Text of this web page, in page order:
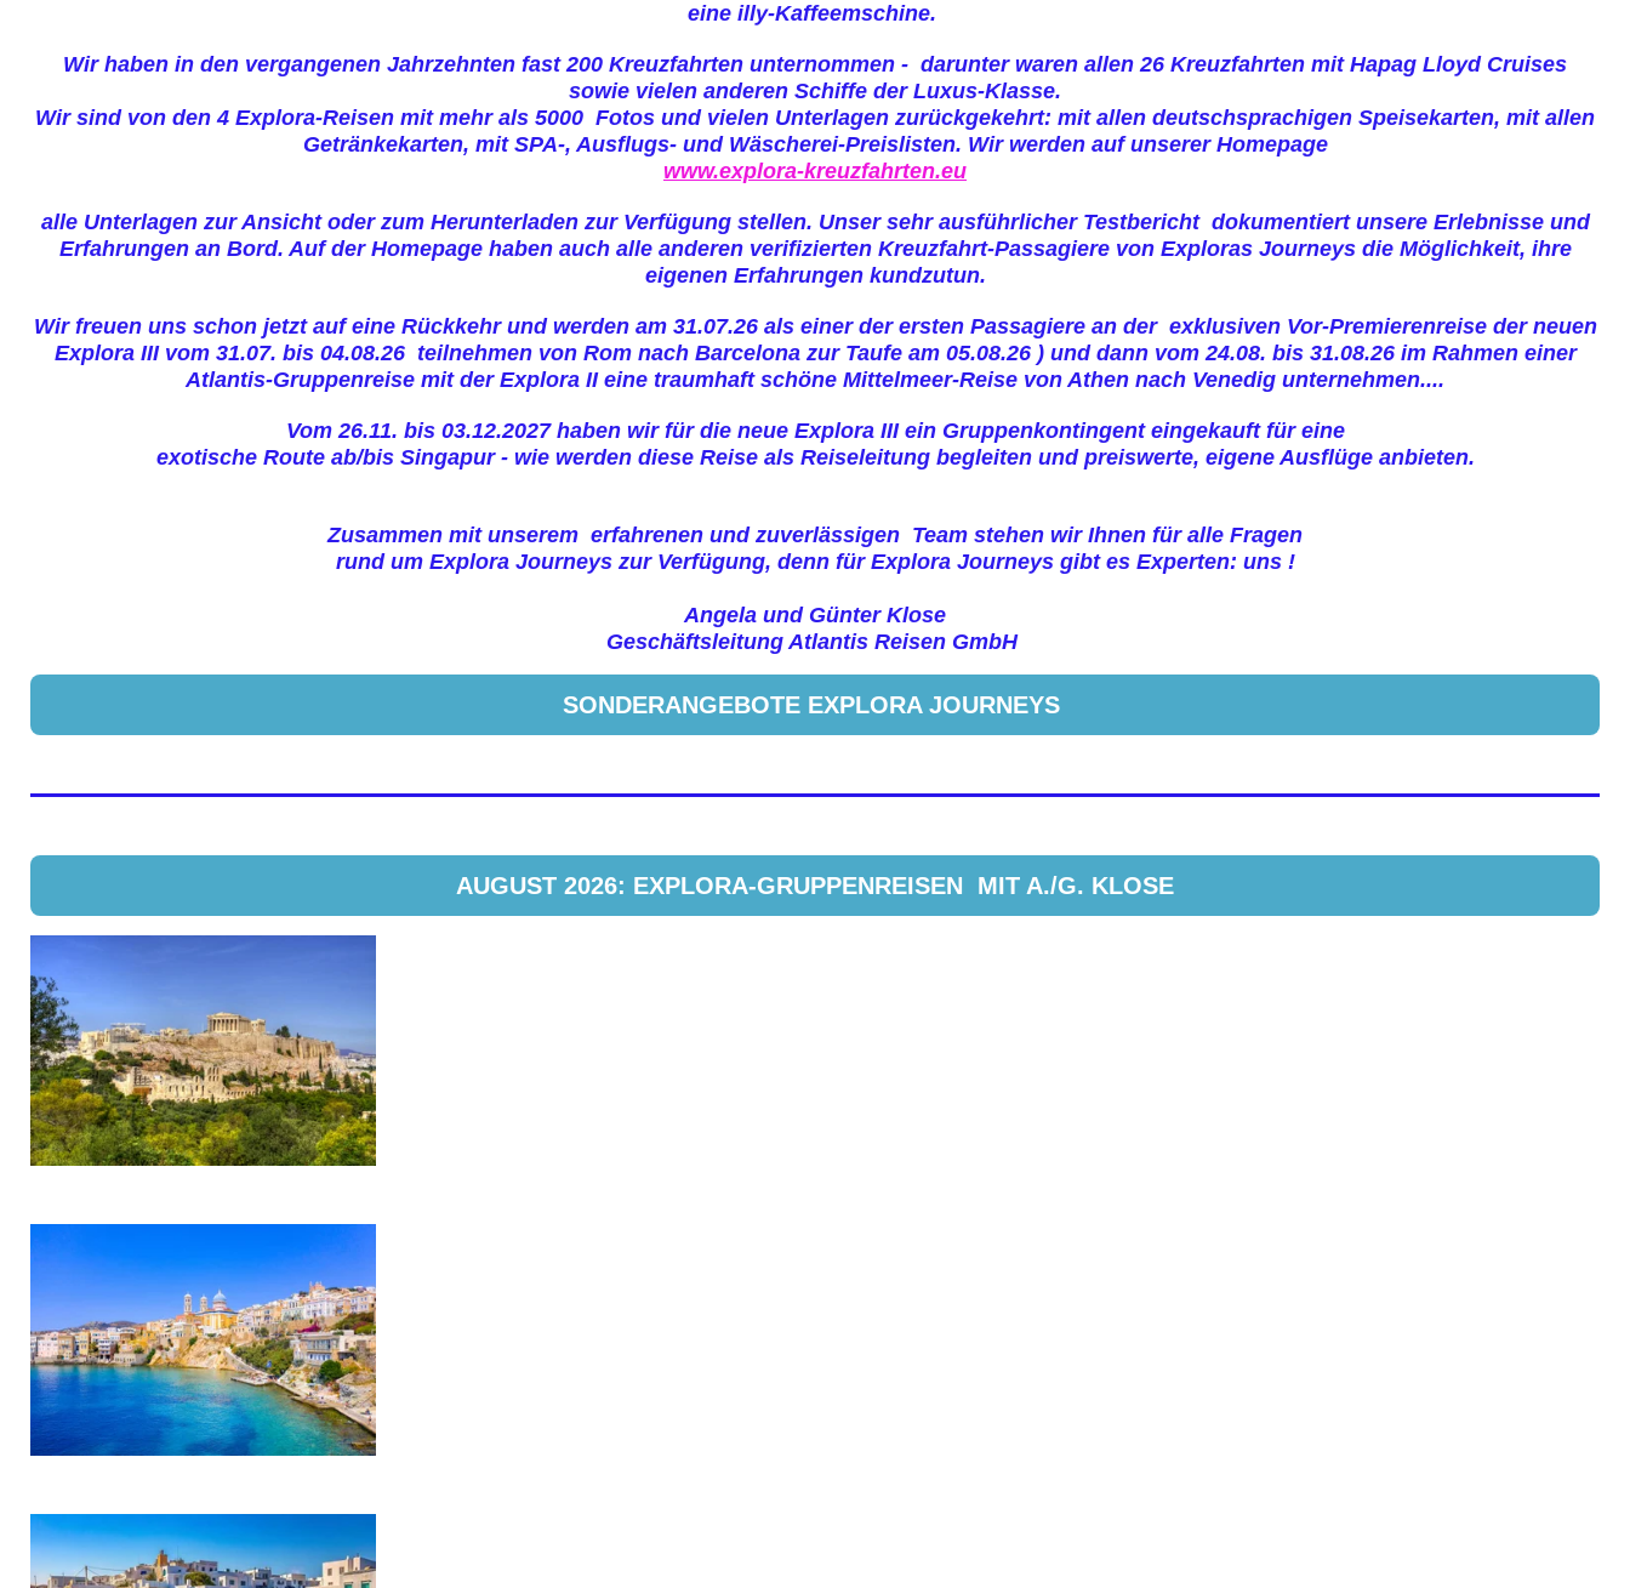
eine illy-Kaffeemschine.
Wir haben in den vergangenen Jahrzehnten fast 200 Kreuzfahrten unternommen - darunter waren allen 26 Kreuzfahrten mit Hapag Lloyd Cruises
sowie vielen anderen Schiffe der Luxus-Klasse.
Wir sind von den 4 Explora-Reisen mit mehr als 5000 Fotos und vielen Unterlagen zurückgekehrt: mit allen deutschsprachigen Speisekarten, mit allen
Getränkekarten, mit SPA-, Ausflugs- und Wäscherei-Preislisten. Wir werden auf unserer Homepage
www.explora-kreuzfahrten.eu
alle Unterlagen zur Ansicht oder zum Herunterladen zur Verfügung stellen. Unser sehr ausführlicher Testbericht dokumentiert unsere Erlebnisse und
Erfahrungen an Bord. Auf der Homepage haben auch alle anderen verifizierten Kreuzfahrt-Passagiere von Exploras Journeys die Möglichkeit, ihre
eigenen Erfahrungen kundzutun.
Wir freuen uns schon jetzt auf eine Rückkehr und werden am 31.07.26 als einer der ersten Passagiere an der exklusiven Vor-Premierenreise der neuen
Explora III vom 31.07. bis 04.08.26 teilnehmen von Rom nach Barcelona zur Taufe am 05.08.26 ) und dann vom 24.08. bis 31.08.26 im Rahmen einer
Atlantis-Gruppenreise mit der Explora II eine traumhaft schöne Mittelmeer-Reise von Athen nach Venedig unternehmen....
Vom 26.11. bis 03.12.2027 haben wir für die neue Explora III ein Gruppenkontingent eingekauft für eine
exotische Route ab/bis Singapur - wie werden diese Reise als Reiseleitung begleiten und preiswerte, eigene Ausflüge anbieten.
Zusammen mit unserem erfahrenen und zuverlässigen Team stehen wir Ihnen für alle Fragen
rund um Explora Journeys zur Verfügung, denn für Explora Journeys gibt es Experten: uns !
Angela und Günter Klose
Geschäftsleitung Atlantis Reisen GmbH
SONDERANGEBOTE EXPLORA JOURNEYS
AUGUST 2026: EXPLORA-GRUPPENREISEN MIT A./G. KLOSE